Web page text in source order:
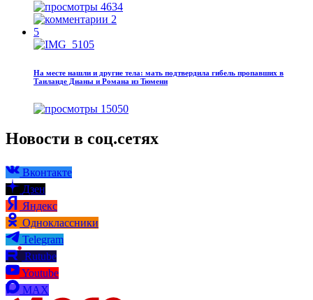
4634
2
5
На месте нашли и другие тела: мать подтвердила гибель пропавших в
Таиланде Дианы и Романа из Тюмени
15050
Новости в соц.сетях
Вконтакте
Дзен
Яндекс
Одноклассники
Telegram
Rutube
Youtube
MAX